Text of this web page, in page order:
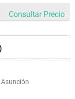
Consultar Precio